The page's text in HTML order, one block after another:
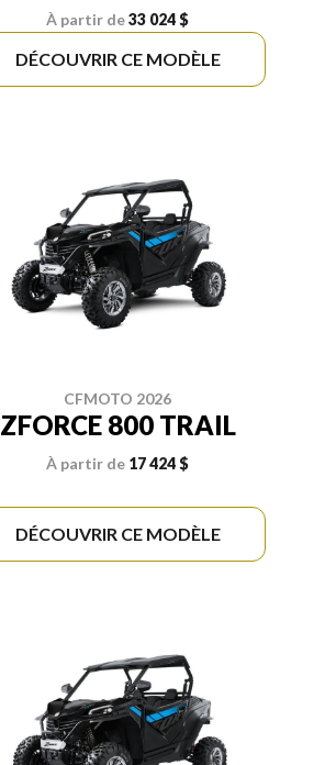
À partir de33 024 $
DÉCOUVRIR CE MODÈLE
CFMOTO 2026
ZFORCE 800 TRAIL
À partir de 17 424 $
DÉCOUVRIR CE MODÈLE